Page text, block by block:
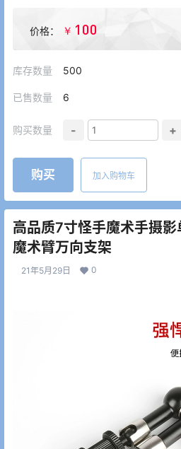
价格： ￥ 100
库存数量 500
已售数量 6
购买数量 - +
购买 加入购物车
高品质7寸怪手魔术手摄
魔术臂万向支架
21年5月29日 0